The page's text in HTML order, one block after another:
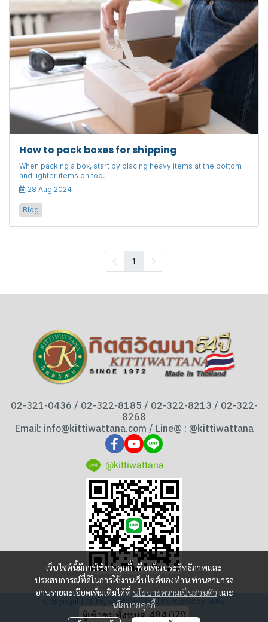
How to pack boxes for shipping
When packing a box, start by placing heavy items at the bottom
and lighter items on top.
28 Aug 2024
Blog
1
เว็บไซต์นี้มีการใช้งานคุกกี้ เพื่อเพิ่มประสิทธิภาพและ
ประสบการณ์ที่ดีในการใช้งานเว็บไซต์ของท่าน ท่านสามารถ
อ่านรายละเอียดเพิ่มเติมได้ที่ นโยบายความเป็นส่วนตัว และ
นโยบายคุกกี้
02-321-0436 / 02-322-8185 / 02-322-8213 / 02-322-
8268
Email: info@kittiwattana.com / Line@ : @kittiwattana
@kittiwattana
Copyright | All Rights Reserved | Powered by MWE
ผู้เข้าชมวันนี้343